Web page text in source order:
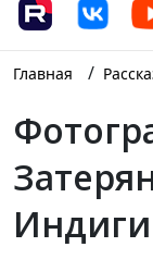
Главная /